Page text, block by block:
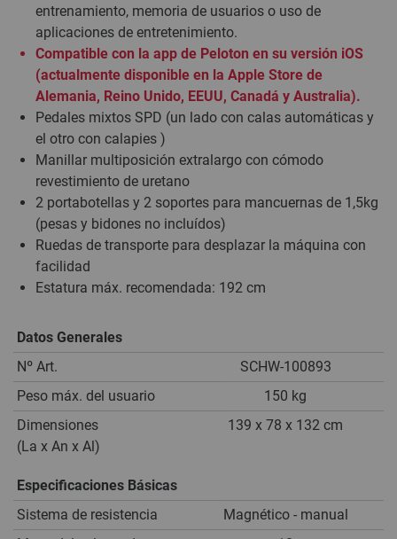
entrenamiento, memoria de usuarios o uso de
aplicaciones de entretenimiento.
Compatible con la app de Peloton en su versión iOS
(actualmente disponible en la Apple Store de
Alemania, Reino Unido, EEUU, Canadá y Australia).
Pedales mixtos SPD (un lado con calas automáticas y
el otro con calapies )
Manillar multiposición extralargo con cómodo
revestimiento de uretano
2 portabotellas y 2 soportes para mancuernas de 1,5kg
(pesas y bidones no incluídos)
Ruedas de transporte para desplazar la máquina con
facilidad
Estatura máx. recomendada: 192 cm
Datos Generales
Nº Art.
SCHW-100893
Peso máx. del usuario
150 kg
Dimensiones
(La x An x Al)
139 x 78 x 132 cm
Especificaciones Básicas
Sistema de resistencia
Magnético - manual